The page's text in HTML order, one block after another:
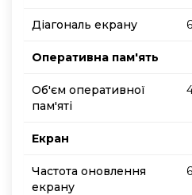
Діагональ екрану
Оперативна пам'ять
Об'єм оперативної
пам'яті
Екран
Частота оновлення
екрану